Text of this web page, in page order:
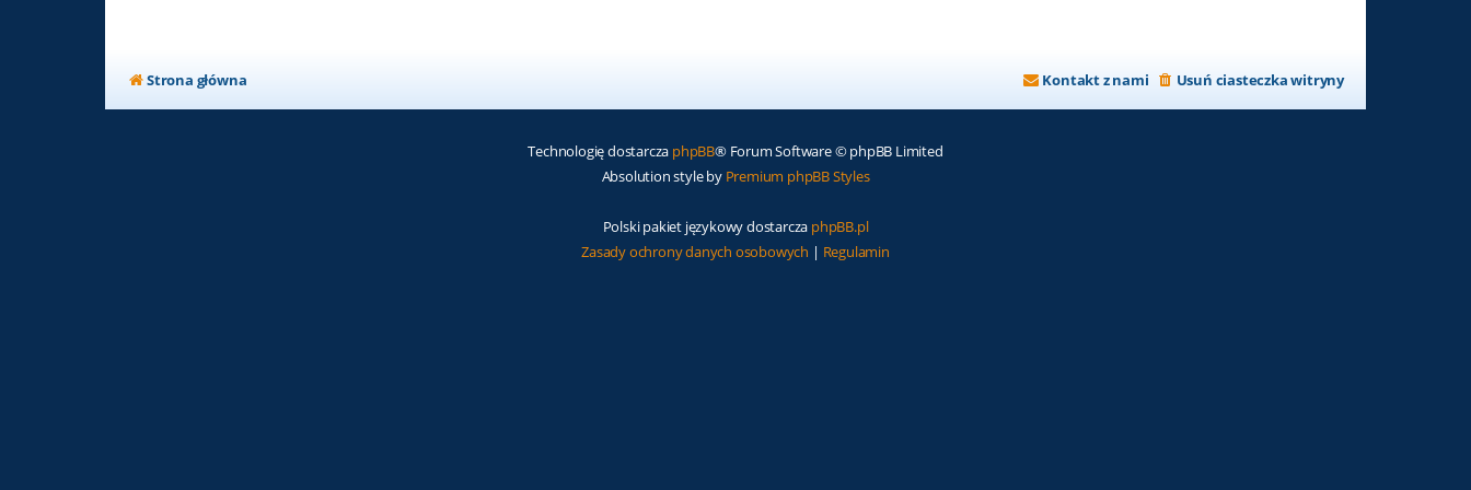
Strona główna Usuń ciasteczka witryny
Kontakt z nami
Technologię dostarcza phpBB® Forum Software © phpBB Limited
Absolution style by Premium phpBB Styles
Polski pakiet językowy dostarcza phpBB.pl
Zasady ochrony danych osobowych | Regulamin